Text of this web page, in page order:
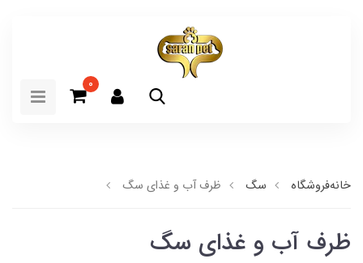
0
خانهفروشگاه سگ ظرف آب و غذای سگ
ظرف آب و غذای سگ